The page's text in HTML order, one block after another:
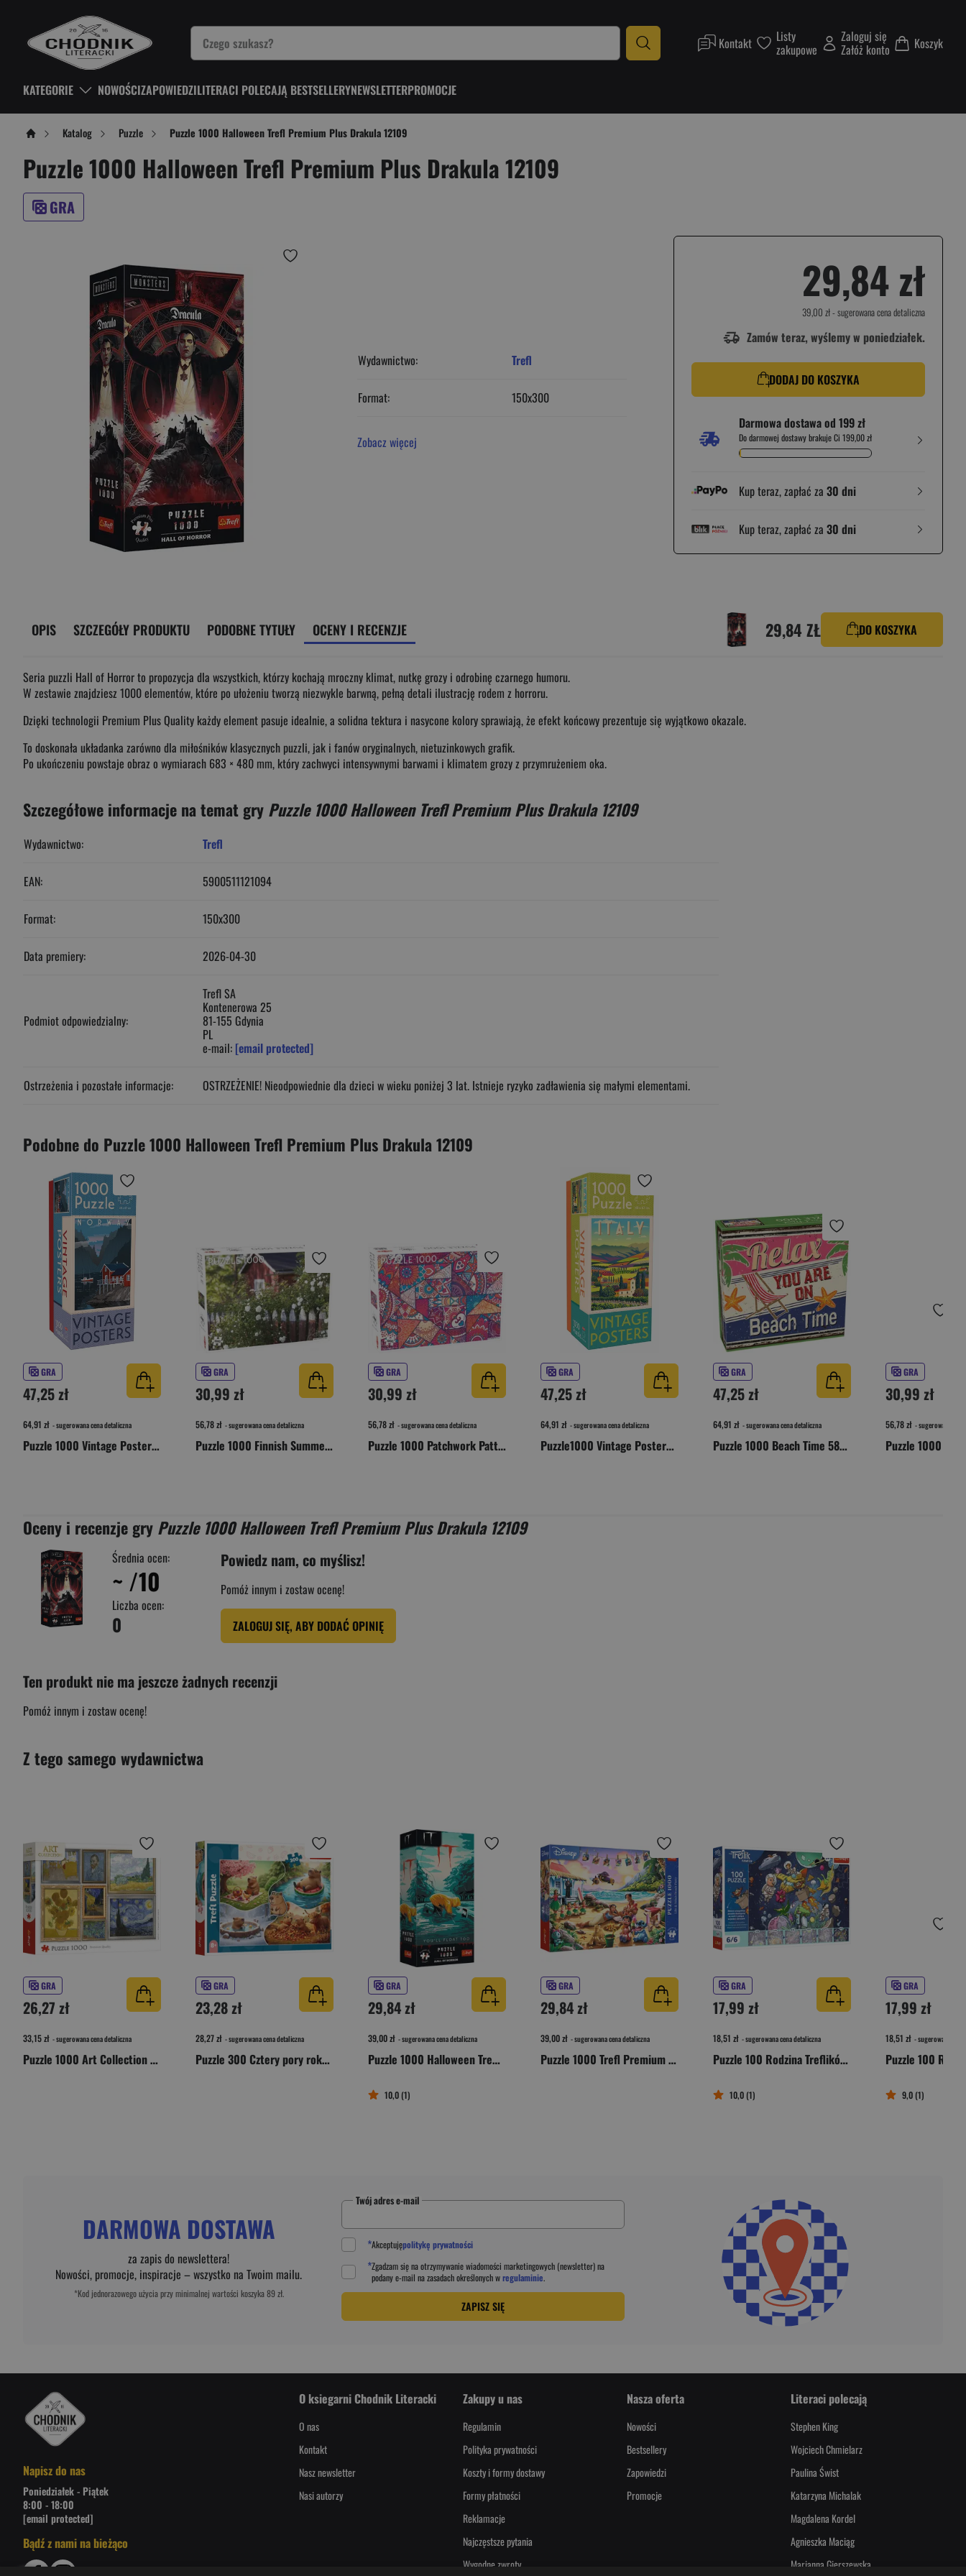
Kontakt Listy
zakupowe
Zaloguj się
Załóż konto Koszyk
KATEGORIE NOWOŚCIZAPOWIEDZILITERACI POLECAJĄ BESTSELLERYNEWSLETTERPROMOCJE
Katalog Puzzle Puzzle 1000 Halloween Trefl Premium Plus Drakula 12109
Puzzle 1000 Halloween Trefl Premium Plus Drakula 12109
GRA
29,84 zł
39,00 zł- sugerowana cena detaliczna
Zamów teraz, wyślemy w poniedziałek.
DODAJ DO KOSZYKA
Darmowa dostawa od 199 zł
Do darmowej dostawy brakuje Ci 199,00 zł
Kup teraz, zapłać za 30 dni
Kup teraz, zapłać za 30 dni
Wydawnictwo: Trefl
Format: 150x300
Zobacz więcej
OPIS SZCZEGÓŁY PRODUKTU PODOBNE TYTUŁY OCENY I RECENZJE 29,84 ZŁ DO KOSZYKA
Seria puzzli Hall of Horror to propozycja dla wszystkich, którzy kochają mroczny klimat, nutkę grozy i odrobinę czarnego humoru.
W zestawie znajdziesz 1000 elementów, które po ułożeniu tworzą niezwykle barwną, pełną detali ilustrację rodem z horroru.
Dzięki technologii Premium Plus Quality każdy element pasuje idealnie, a solidna tektura i nasycone kolory sprawiają, że efekt końcowy prezentuje się wyjątkowo okazale.
To doskonała układanka zarówno dla miłośników klasycznych puzzli, jak i fanów oryginalnych, nietuzinkowych grafik.
Po ukończeniu powstaje obraz o wymiarach 683 × 480 mm, który zachwyci intensywnymi barwami i klimatem grozy z przymrużeniem oka.
Szczegółowe informacje na temat gry Puzzle 1000 Halloween Trefl Premium Plus Drakula 12109
Wydawnictwo: Trefl
EAN: 5900511121094
Format: 150x300
Data premiery: 2026-04-30
Podmiot odpowiedzialny:
Trefl SA
Kontenerowa 25
81-155 Gdynia
PL
e-mail: [email protected]
Ostrzeżenia i pozostałe informacje: OSTRZEŻENIE! Nieodpowiednie dla dzieci w wieku poniżej 3 lat. Istnieje ryzyko zadławienia się małymi elementami.
Podobne do Puzzle 1000 Halloween Trefl Premium Plus Drakula 12109
GRA
47,25 zł
64,91 zł - sugerowana cena detaliczna
Puzzle 1000 Vintage Posters Norway 59208
GRA
30,99 zł
56,78 zł - sugerowana cena detaliczna
Puzzle 1000 Finnish Summer Cottage 56685
GRA
30,99 zł
56,78 zł - sugerowana cena detaliczna
Puzzle 1000 Patchwork Patterns 56631
GRA
47,25 zł
64,91 zł - sugerowana cena detaliczna
Puzzle1000 Vintage Posters Italy 58297
GRA
47,25 zł
64,91 zł - sugerowana cena detaliczna
Puzzle 1000 Beach Time 58657
GRA
30,99 zł
56,78 zł - sugerowana
Oceny i recenzje gry Puzzle 1000 Halloween Trefl Premium Plus Drakula 12109
Średnia ocen:
~ /10
Liczba ocen:
0
Powiedz nam, co myślisz!
Pomóż innym i zostaw ocenę!
ZALOGUJ SIĘ, ABY DODAĆ OPINIĘ
Ten produkt nie ma jeszcze żadnych recenzji
Pomóż innym i zostaw ocenę!
Z tego samego wydawnictwa
GRA
26,27 zł
33,15 zł - sugerowana cena detaliczna
Puzzle 1000 Art Collection Kolekcja Vincenta van Gogha 10973
GRA
23,28 zł
28,27 zł - sugerowana cena detaliczna
Puzzle 300 Cztery pory roku z kapibarami 23052
GRA
29,84 zł
39,00 zł - sugerowana cena detaliczna
Puzzle 1000 Halloween Trefl Premium Plus Hall of Horror To 12113
10,0 (1)
GRA
29,84 zł
39,00 zł - sugerowana cena detaliczna
Puzzle 1000 Trefl Premium Plus Lilo & Stitch Impreza na plaży 10918
GRA
17,99 zł
18,51 zł - sugerowana cena detaliczna
Puzzle 100 Rodzina Treflików Wujcio w kosmosie 16546
10,0 (1)
GRA
17,99 zł
18,51 zł - sugerowana
9,0 (1)
DARMOWA DOSTAWA
za zapis do newslettera!
Nowości, promocje, inspiracje – wszystko na Twoim mailu.
*Kod jednorazowego użycia przy minimalnej wartości koszyka 89 zł.
Twój adres e-mail
*Akceptujępolitykę prywatności
*Zgadzam się na otrzymywanie wiadomości marketingowych (newsletter) na
podanye-mail na zasadach określonych wregulaminie.
ZAPISZ SIĘ
Napisz do nas
Poniedziałek - Piątek
8:00 - 18:00
[email protected]
Bądź z nami na bieżąco
O ksiegarni Chodnik Literacki
O nas
Kontakt
Nasz newsletter
Nasi autorzy
Zakupy u nas
Regulamin
Polityka prywatności
Koszty i formy dostawy
Formy płatności
Reklamacje
Najczęstsze pytania
Wygodne zwroty
Nasza oferta
Nowości
Bestsellery
Zapowiedzi
Promocje
Literaci polecają
Stephen King
Wojciech Chmielarz
Paulina Świst
Katarzyna Michalak
Magdalena Kordel
Agnieszka Maciąg
Marianna Gierszewska